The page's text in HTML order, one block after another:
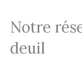
Notre
deuil